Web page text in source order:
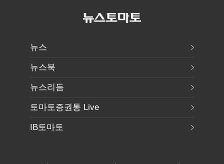
뉴스
뉴스북
뉴스리듬
토마토증권통 Live
IB토마토